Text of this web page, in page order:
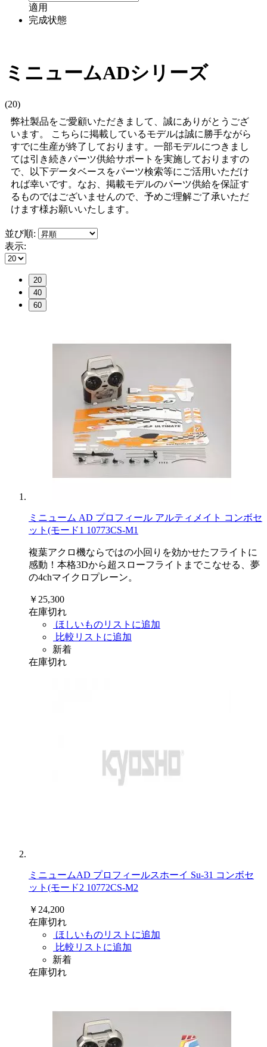
適用
完成状態
ミニュームADシリーズ
(20)
弊社製品をご愛顧いただきまして、誠にありがとうござ
います。 こちらに掲載しているモデルは誠に勝手ながら
すでに生産が終了しております。一部モデルにつきまし
ては引き続きパーツ供給サポートを実施しておりますの
で、以下データベースをパーツ検索等にご活用いただけ
れば幸いです。なお、掲載モデルのパーツ供給を保証す
るものではございませんので、予めご理解ご了承いただ
けます様お願いいたします。
並び順:
表示:
20
40
60
ミニューム AD プロフィール アルティメイト コンボセ
ット(モード1 10773CS-M1
複葉アクロ機ならではの小回りを効かせたフライトに
感動！本格3Dから超スローフライトまでこなせる、夢
の4chマイクロプレーン。
￥25,300
在庫切れ
ほしいものリストに追加
比較リストに追加
新着
在庫切れ
ミニュームAD プロフィールスホーイ Su-31 コンボセ
ット(モード2 10772CS-M2
￥24,200
在庫切れ
ほしいものリストに追加
比較リストに追加
新着
在庫切れ